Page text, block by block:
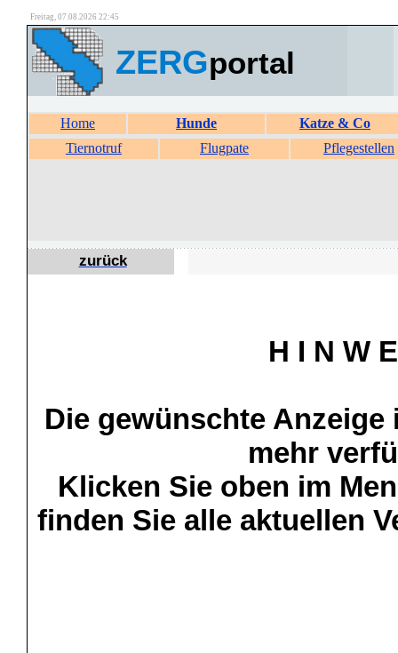
Freitag, 07.08.2026 22:45
ZERGportal
Home Hunde
Katze & Co
Tiernotruf
Flugpate Pflegestellen
zurück
H I N W
Die gewünschte
mehr
Klicken Sie oben im
finden Sie alle aktuellen